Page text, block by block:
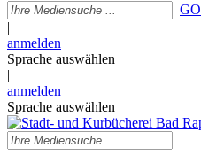
GO
|
anmelden
Sprache auswählen
|
anmelden
Sprache auswählen